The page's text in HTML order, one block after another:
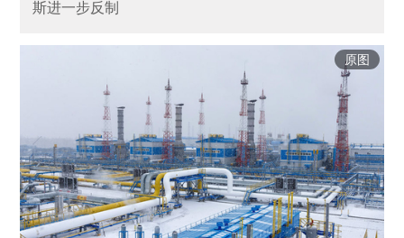
斯进一步反制
原图